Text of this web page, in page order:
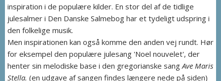
inspiration i de populære kilder. En stor del af de tidlige
julesalmer i Den Danske Salmebog har et tydeligt udspring i
den folkelige musik.
Men inspirationen kan også komme den anden vej rundt. Hør
for eksempel den populære julesang 'Noel nouvelet', der
henter sin melodiske base i den gregorianske sangAve Maris
Stella. (en udgave af sangen findes længere nede på siden)